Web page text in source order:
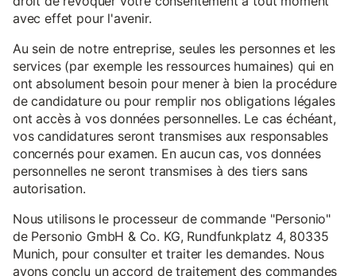
avec effet pour l'avenir.
Au sein de notre entreprise, seules les personnes et les
services (par exemple les ressources humaines) qui en
ont absolument besoin pour mener à bien la procédure
de candidature ou pour remplir nos obligations légales
ont accès à vos données personnelles. Le cas échéant,
vos candidatures seront transmises aux responsables
concernés pour examen. En aucun cas, vos données
personnelles ne seront transmises à des tiers sans
autorisation.
Nous utilisons le processeur de commande "Personio"
de Personio GmbH & Co. KG, Rundfunkplatz 4, 80335
Munich, pour consulter et traiter les demandes. Nous
avons conclu un accord de traitement des commandes